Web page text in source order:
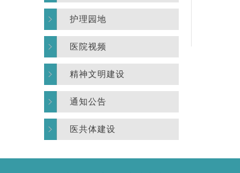
护理园地
医院视频
精神文明建设
通知公告
医共体建设